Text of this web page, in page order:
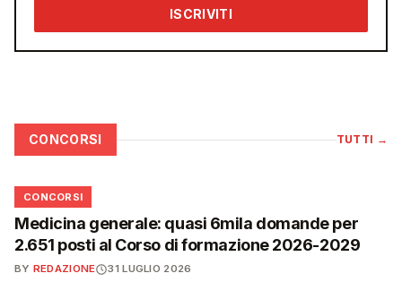
ISCRIVITI
CONCORSI TUTTI →
📋
CONCORSI
Medicina generale: quasi 6mila domande per
2.651 posti al Corso di formazione 2026-2029
BY REDAZIONE 31 LUGLIO 2026